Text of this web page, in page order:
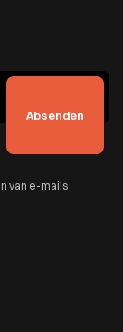
van e-mails